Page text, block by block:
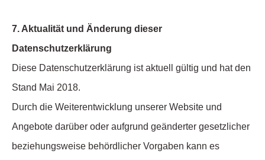
7. Aktualität und Änderung dieser
Datenschutzerklärung
Diese Datenschutzerklärung ist aktuell gültig und hat den
Stand Mai 2018.
Durch die Weiterentwicklung unserer Website und
Angebote darüber oder aufgrund geänderter gesetzlicher
beziehungsweise behördlicher Vorgaben kann es